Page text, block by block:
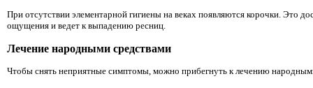
При отсутствии элементарной гигиены на веках появляются корочки. Это
ощущения и ведет к выпадению ресниц.
Лечение народными средствами
Чтобы снять неприятные симптомы, можно прибегнуть к лечению